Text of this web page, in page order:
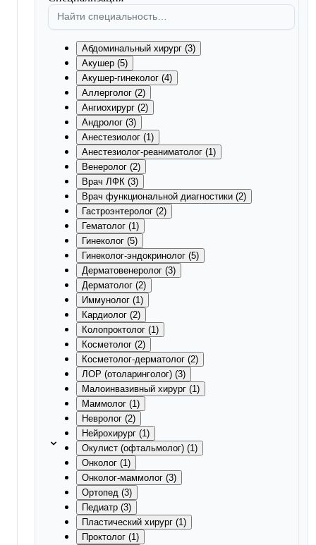
Абдоминальный хирург (3)
Акушер (5)
Акушер-гинеколог (4)
Аллерголог (2)
Ангиохирург (2)
Андролог (3)
Анестезиолог (1)
Анестезиолог-реаниматолог (1)
Венеролог (2)
Врач ЛФК (3)
Врач функциональной диагностики (2)
Гастроэнтеролог (2)
Гематолог (1)
Гинеколог (5)
Гинеколог-эндокринолог (5)
Дерматовенеролог (3)
Дерматолог (2)
Иммунолог (1)
Кардиолог (2)
Колопроктолог (1)
Косметолог (2)
Косметолог-дерматолог (2)
ЛОР (отоларинголог) (3)
Малоинвазивный хирург (1)
Маммолог (1)
Невролог (2)
Нейрохирург (1)
Окулист (офтальмолог) (1)
Онколог (1)
Онколог-маммолог (3)
Ортопед (3)
Педиатр (3)
Пластический хирург (1)
Проктолог (1)